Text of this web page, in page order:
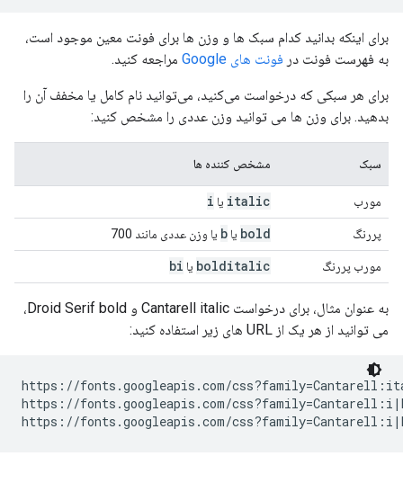
برای اینکه بدانید کدام سبک ها و وزن ها برای فونت معین موجود است،
به فهرست فونت در فونت های Google مراجعه کنید.
برای هر سبکی که درخواست می‌کنید، می‌توانید نام کامل یا مخفف آن را
بدهید. برای وزن ها می توانید وزن عددی را مشخص کنید:
سبک مشخص کننده ها
مورب italic یا i
پررنگ bold یا b یا وزن عددی مانند 700
مورب پررنگ bolditalic یا bi
به عنوان مثال، برای درخواست Cantarell italic و Droid Serif bold،
می توانید از هر یک از URL های زیر استفاده کنید:
https://fonts.googleapis.com/
https://fonts.googleapis.com/